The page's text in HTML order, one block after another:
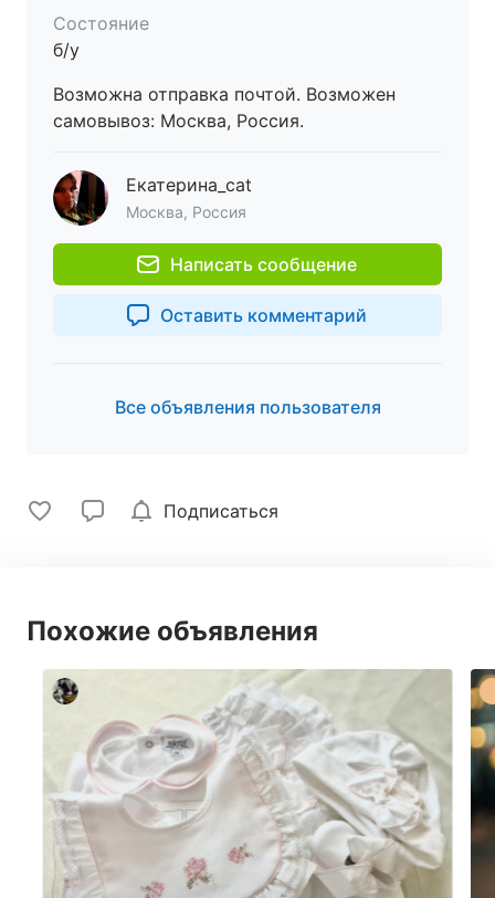
Состояние
б/у
Возможна отправка почтой. Возможен
самовывоз: Москва, Россия.
Екатерина_cat
Москва, Россия
Написать сообщение
Оставить комментарий
Все объявления пользователя
Подписаться
Похожие объявления